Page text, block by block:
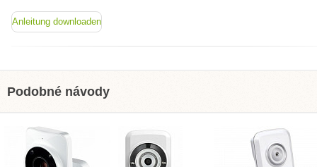
Anleitung downloaden
Podobné návody